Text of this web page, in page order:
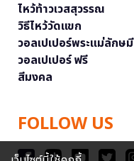
ไหว้ท้าวเวสสุวรรณ
วิธีไหว้วัดแขก
วอลเปเปอร์พระแม่ลักษมี
วอลเปเปอร์ ฟรี
สีมงคล
FOLLOW US